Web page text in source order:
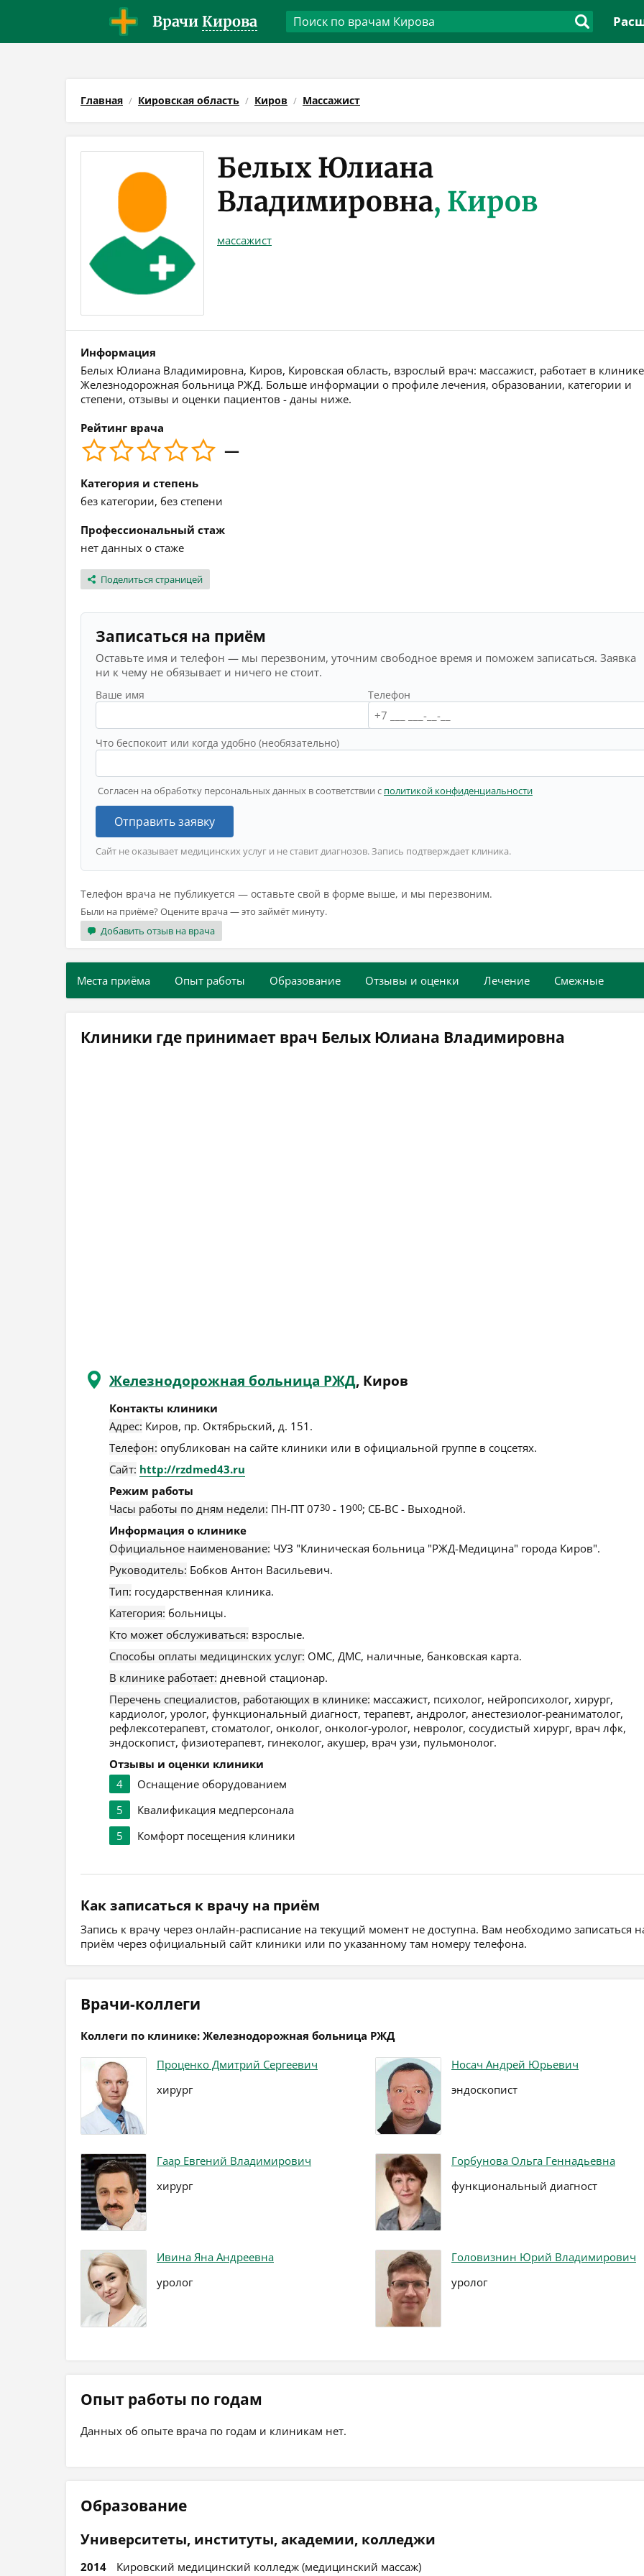
Врачи Кирова
Главная Кировская область Киров Массажист
Белых Юлиана
Владимировна, Киров
массажист
Информация
Белых Юлиана Владимировна, Киров, Кировская область, взрослый врач: массажист, работает в
Железнодорожная больница РЖД. Больше информации о профиле лечения, образовании, категории и
степени, отзывы и оценки пациентов - даны ниже.
Рейтинг врача
—
Категория и степень
без категории, без степени
Профессиональный стаж
нет данных о стаже
Поделиться страницей
Записаться на приём
Оставьте имя и телефон — мы перезвоним, уточним свободное время и поможем записаться. Заявка
ни к чему не обязывает и ничего не стоит.
Ваше имя Телефон
Что беспокоит или когда удобно (необязательно)
Согласен на обработку персональных данных в соответствии с политикой конфиденциальности
Отправить заявку
Сайт не оказывает медицинских услуг и не ставит диагнозов. Запись подтверждает клиника.
Телефон врача не публикуется — оставьте свой в форме выше, и мы перезвоним.
Были на приёме? Оцените врача — это займёт минуту.
Добавить отзыв на врача
Места приёма Опыт работы Образование Отзывы и оценки Лечение Смежные
Клиники где принимает врач Белых Юлиана Владимировна
Железнодорожная больница РЖД, Киров
Контакты клиники
Адрес: Киров, пр. Октябрьский, д. 151 .
Телефон: опубликован на сайте клиники или в официальной группе в соцсетях.
Сайт: http://rzdmed43.ru
Режим работы
Часы работы по дням недели: ПН-ПТ 0730 - 1900; СБ-ВС - Выходной.
Информация о клинике
Официальное наименование: ЧУЗ "Клиническая больница "РЖД-Медицина" города Киров".
Руководитель: Бобков Антон Васильевич.
Тип: государственная клиника.
Категория: больницы.
Кто может обслуживаться: взрослые.
Способы оплаты медицинских услуг: ОМС, ДМС, наличные, банковская карта.
В клинике работает: дневной стационар.
Перечень специалистов, работающих в клинике: массажист, психолог, нейропсихолог, хирург,
кардиолог, уролог, функциональный диагност, терапевт, андролог, анестезиолог-реаниматолог,
рефлексотерапевт, стоматолог, онколог, онколог-уролог, невролог, сосудистый хирург, врач лфк,
эндоскопист, физиотерапевт, гинеколог, акушер, врач узи, пульмонолог.
Отзывы и оценки клиники
4
Оснащение оборудованием
5
Квалификация медперсонала
5
Комфорт посещения клиники
Как записаться к врачу на приём
Запись к врачу через онлайн-расписание на текущий момент не доступна. Вам необходимо записаться
приём через официальный сайт клиники или по указанному там номеру телефона.
Врачи-коллеги
Коллеги по клинике: Железнодорожная больница РЖД
Проценко Дмитрий Сергеевич
хирург
Носач Андрей Юрьевич
эндоскопист
Гаар Евгений Владимирович
хирург
Горбунова Ольга Геннадьевна
функциональный диагност
Ивина Яна Андреевна
уролог
Головизнин Юрий Владимирович
уролог
Опыт работы по годам
Данных об опыте врача по годам и клиникам нет.
Образование
Университеты, институты, академии, колледжи
2014 Кировский медицинский колледж (медицинский массаж)